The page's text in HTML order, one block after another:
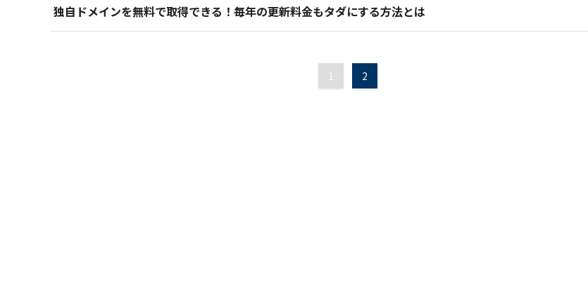
独自ドメインを無料で取得できる！毎年の更新料金もタダにする方法とは
1 2